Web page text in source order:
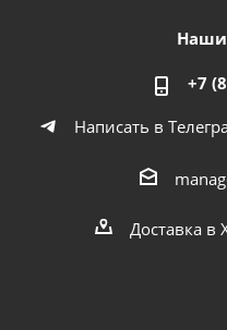
Наши
+7
Написать в
Доставка в